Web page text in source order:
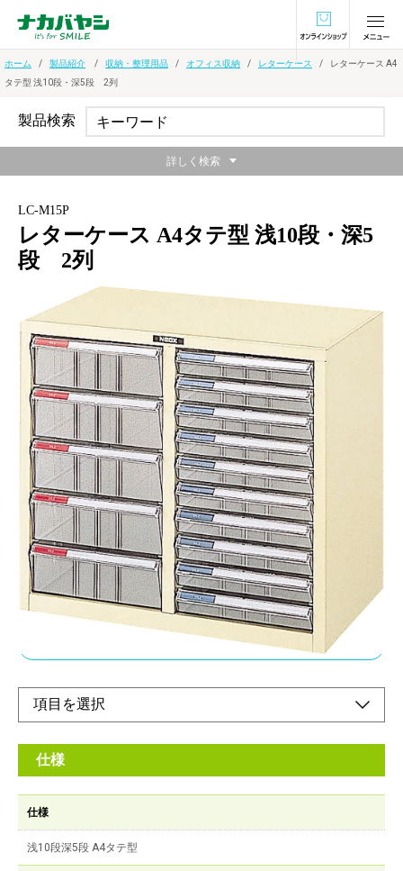
オンラインショ
ホーム 製品紹介 収納・整理用品 オフィス収納 レターケース
レターケース A4
タテ型 浅10段・深5段 2列
LC-M15P
レターケース A4タテ型 浅10段・深5
段 2列
浅10段・深5段 A4タテ型
メーカー希望小売価格：
¥40,800+ 税
カラー分類でスピィーディな書類整理。見出し部は45度の傾斜付
きです。立ったままでも見出しカードが一目で読みとれます。・
8通りに使える見出しカード付。見出しカードは2種類の折り方に
より、8通りに使い分けることができます。
オンラインショップ
仕様
仕様
浅10段深5段 A4タテ型
製品検索
詳しく検索